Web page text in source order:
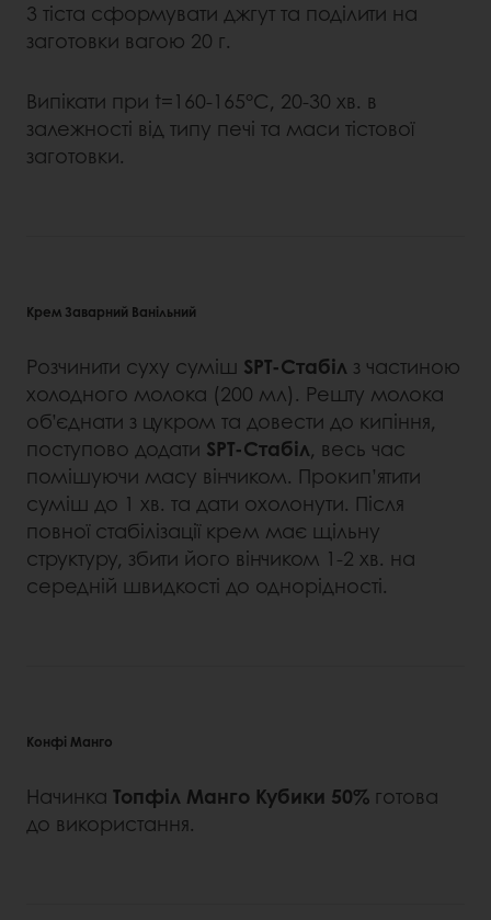
З тіста сформувати джгут та поділити на
заготовки вагою 20 г.
Випікати при t=160-165°C, 20-30 хв. в
залежності від типу печі та маси тістової
заготовки.
Крем Заварний Ванільний
Розчинити суху суміш SPT-Стабіл з частиною
холодного молока (200 мл). Решту молока
об’єднати з цукром та довести до кипіння,
поступово додати SPT-Стабіл, весь час
помішуючи масу вінчиком. Прокип’ятити
суміш до 1 хв. та дати охолонути. Після
повної стабілізації крем має щільну
структуру, збити його вінчиком 1-2 хв. на
середній швидкості до однорідності.
Конфі Манго
Начинка Топфіл Манго Кубики 50% готова
до використання.